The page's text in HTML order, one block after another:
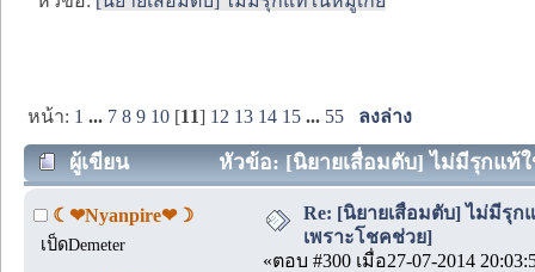
หน้า: 1 ... 7 8 9 10 [11] 12 13 14 15 ... 55 ลงล่าง
ผู้เขียน หัวข้อ: [นิยายเสื่อมตับ] ไม่มีรุกแท้ใ
☾❤Nyanpire❤☽
เป็ดDemeter
Re: [นิยายเสื่อมตับ] ไม่มีรุก
เพราะโชคช่วย]
«ตอบ #300 เมื่อ27-07-2014